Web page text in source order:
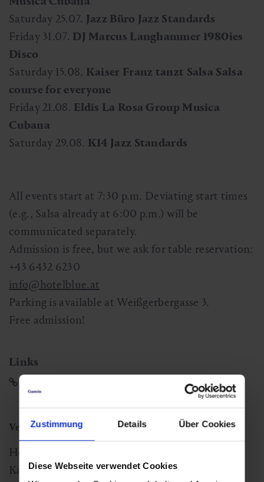
Zustimmung Details Über Cookies
Diese Webseite verwendet Cookies
Saturday 25.07. Jazz Büro Jazz Standards
Friday 31.07. DJ Marcus Langhammer 1980ies
Disco
Saturday 15.08. Kaiser Franz tanzt Salsa Salsa
course for everyone
Friday 21.08. Eldis La Rosa Group Musica
Cubana
Saturday 29.08. K14 Jazz Standards
All events start at 7:30 p.m. Deviating start times
(e.g., Salsa already at 6:00 p.m.) will be
communicated separately.
Admission is free, but we ask for table reservation:
+43 6432 6230
info@hotelblue.at
Parking is available at Weißgerbergasse 3.
Free admission!
Links
Venue
Hotel Blü Gastein
Kaiser-Franz-Platz 1